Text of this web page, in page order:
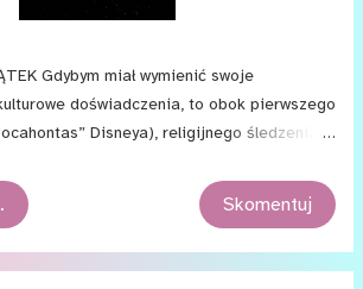
Gdybym miał wymienić swoje
doświadczenia, to obok pierwszego
Disneya), religijnego śledzenia
o pierwszym zetknięciu
serią, która — będę tu mało
i pobudziła moją wyobraźnię bez reszty. Ten
Skomentuj